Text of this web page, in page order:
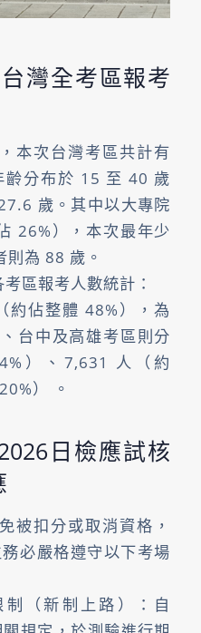
灣全考區報考
本次台灣考區共計有
分布於 15 至 40 歲
歲。其中以大專院
26%），本次最年少
則為 88 歲。
區報考人數統計：
約佔整體 48%），為
台中及高雄考區則分
）、7,631 人（約
） 。
日檢應試核
被扣分或取消資格，
必嚴格遵守以下考場
（新制上路）：自